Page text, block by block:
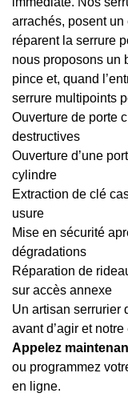
arrachés, posent
réparent la serrure
nous proposons un
pince et, quand
serrure multipoints
Ouverture de porte
destructives
Ouverture d’une
cylindre
Extraction de clé
usure
Mise en sécurité
dégradations
Réparation de
sur accès annexe
Un artisan serrurier
avant d’agir et
Appelez
ou programmez
en ligne.